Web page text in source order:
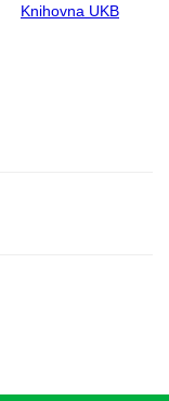
Knihovna UKB